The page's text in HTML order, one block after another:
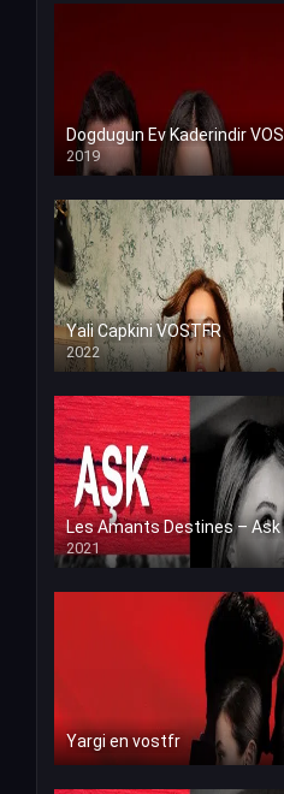
Dogdugun Ev Kaderindir
2019
Yali Capkini VOSTFR
2022
2021
Yargi en vostfr